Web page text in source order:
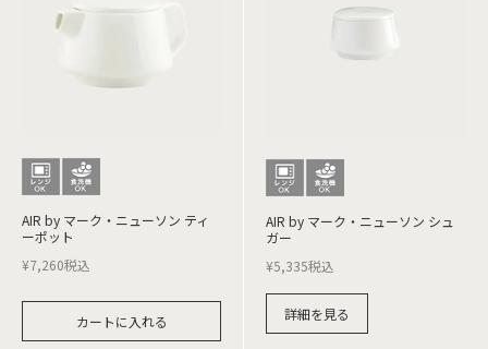
AIR by マーク・ニューソン ティ
ーポット
¥7,260税込
カートに入れる
AIR by マーク・ニューソン シュ
ガー
¥5,335税込
詳細を見る